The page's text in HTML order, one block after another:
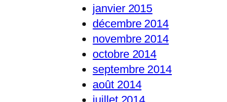
janvier 2015
décembre 2014
novembre 2014
octobre 2014
septembre 2014
août 2014